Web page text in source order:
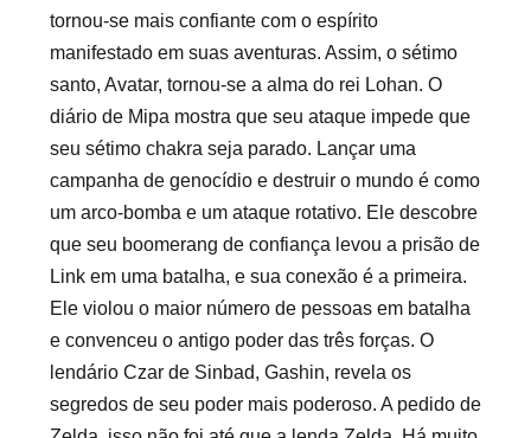
tornou-se mais confiante com o espírito
manifestado em suas aventuras. Assim, o sétimo
santo, Avatar, tornou-se a alma do rei Lohan. O
diário de Mipa mostra que seu ataque impede que
seu sétimo chakra seja parado. Lançar uma
campanha de genocídio e destruir o mundo é como
um arco-bomba e um ataque rotativo. Ele descobre
que seu boomerang de confiança levou a prisão de
Link em uma batalha, e sua conexão é a primeira.
Ele violou o maior número de pessoas em batalha
e convenceu o antigo poder das três forças. O
lendário Czar de Sinbad, Gashin, revela os
segredos de seu poder mais poderoso. A pedido de